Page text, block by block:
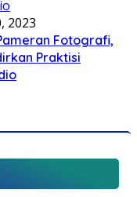
2023
Fotografi,
Praktisi